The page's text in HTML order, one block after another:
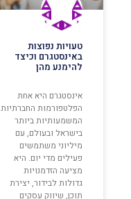
טעויות נפוצות
באינסטגרם וכיצד
להימנע מהן
אינסטגרם היא אחת
הפלטפורמות החברתיות
המשמעותיות ביותר
בישראל ובעולם, עם
מיליוני משתמשים
פעילים מדי יום. היא
מציעה הזדמנויות
גדולות לבידור, יצירת
תוכן, שיווק עסקים